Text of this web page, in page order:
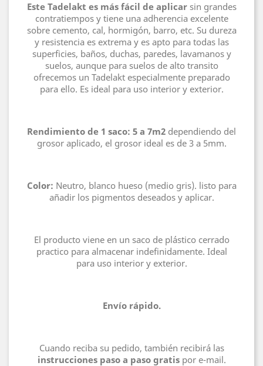
Este Tadelakt es más fácil de aplicarsin grandes
contratiempos y tiene una adherencia excelente
sobre cemento, cal, hormigón, barro, etc. Su dureza
y resistencia es extrema y es apto para todas las
superficies, baños, duchas, paredes, lavamanos y
suelos, aunque para suelos de alto transito
ofrecemos un Tadelakt especialmente preparado
para ello. Es ideal para uso interior y exterior.
Rendimiento de 1 saco: 5 a 7m2 dependiendo del
grosor aplicado, el grosor ideal es de 3 a 5mm.
Color: Neutro, blanco hueso (medio gris). listo para
añadir los pigmentos deseados y aplicar.
El producto viene en un saco de plástico cerrado
practico para almacenar indefinidamente. Ideal
para uso interior y exterior.
Envío rápido.
Cuando reciba su pedido, también recibirá las
instrucciones paso a paso gratispor e-mail.